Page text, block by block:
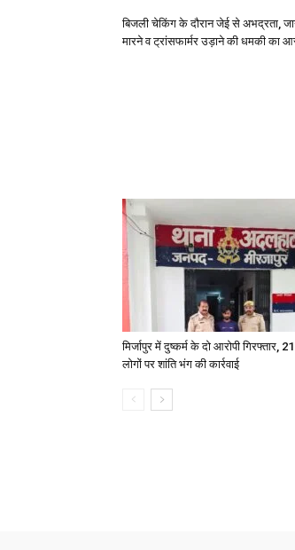
बिजली चेकिंग के दौरान जेई से अभद्रता,
मारने व ट्रांसफार्मर उड़ाने की धमकी का
मिर्जापुर में दुष्कर्म के दो आरोपी गिरफ्तार, 21
लोगों पर शांति भंग की कार्रवाई